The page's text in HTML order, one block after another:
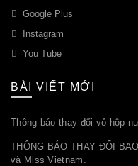
Google Plus
Instagram
You Tube
BÀI VIẾT MỚI
Thông báo thay đổi vỏ hộp
THÔNG BÁO THAY ĐỔI
và Miss Vietnam.